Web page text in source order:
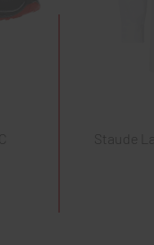
Staude